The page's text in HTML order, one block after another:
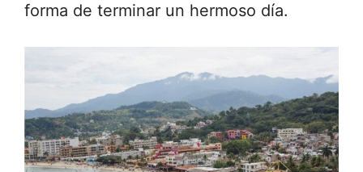
forma de terminar un hermoso día.